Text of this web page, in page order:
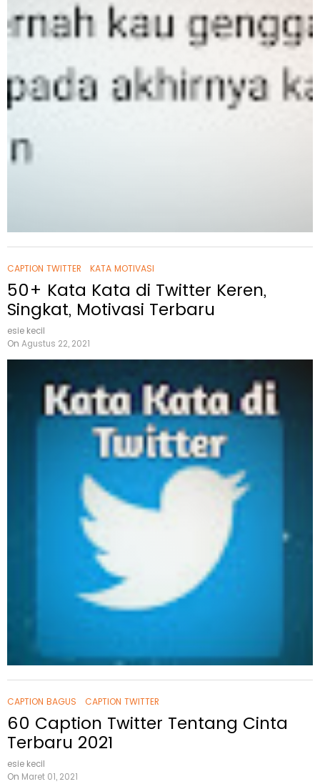
CAPTION TWITTER KATA MOTIVASI
50+ Kata Kata di Twitter Keren,
Singkat, Motivasi Terbaru
esie kecil
On Agustus 22, 2021
CAPTION BAGUS CAPTION TWITTER
60 Caption Twitter Tentang Cinta
Terbaru 2021
esie kecil
On Maret 01, 2021